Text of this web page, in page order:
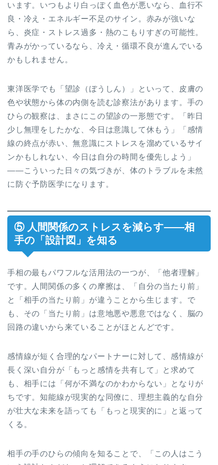
います。いつもより白っぽく血色が悪いなら、血行不
良・冷え・エネルギー不足のサイン。赤みが強いな
ら、炎症・ストレス過多・熱のこもりすぎの可能性。
青みがかっているなら、冷え・循環不良が進んでいる
かもしれません。
東洋医学でも「望診（ぼうしん）」といって、皮膚の
色や状態から体の内側を読む診察法があります。手の
ひらの観察は、まさにこの望診の一形態です。「昨日
少し無理をしたかな、今日は意識して休もう」「感情
線の終点が赤い、無意識にストレスを溜めているサイ
ンかもしれない、今日は自分の時間を優先しよう」
——こういった日々の気づきが、体のトラブルを未然
に防ぐ予防医学になります。
⑤ 人間関係のストレスを減らす——相
手の「設計図」を知る
手相の最もパワフルな活用法の一つが、「他者理解」
です。人間関係の多くの摩擦は、「自分の当たり前」
と「相手の当たり前」が違うことから生じます。で
も、その「当たり前」は意地悪や悪意ではなく、脳の
回路の違いから来ていることがほとんどです。
感情線が短く合理的なパートナーに対して、感情線が
長く深い自分が「もっと感情を共有して」と求めて
も、相手には「何が不満なのかわからない」となりが
ちです。知能線が現実的な同僚に、理想主義的な自分
が壮大な未来を語っても「もっと現実的に」と返って
くる。
相手の手のひらの傾向を知ることで、「この人はこう